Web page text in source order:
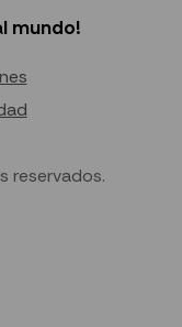
mundo!
reservados.